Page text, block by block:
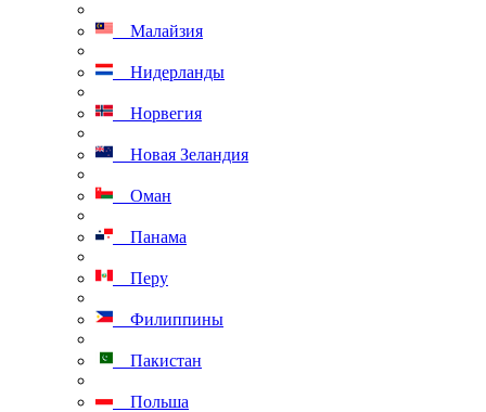
Малайзия
Нидерланды
Норвегия
Новая Зеландия
Оман
Панама
Перу
Филиппины
Пакистан
Польша